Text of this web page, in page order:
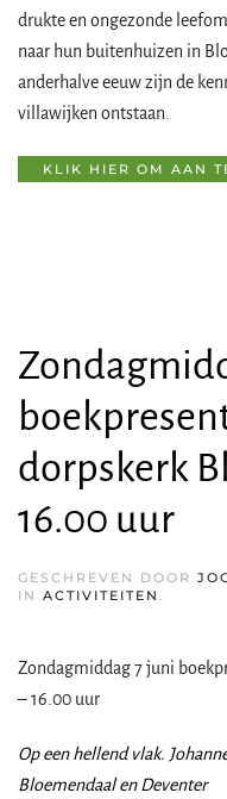
drukte en ongezonde
naar hun buitenhuizen in
anderhalve eeuw zijn de
villawijken ontstaan.
KLIK HIER OM AAN
dorpskerk
16.00 uur
GESCHREVEN DOOR
IN ACTIVITEITEN .
Zondagmiddag 7 juni
– 16.00 uur
Op een hellend vlak.
Bloemendaal en Deventer